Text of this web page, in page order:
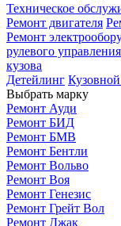
Техническое
Ремонт двигателя
Ремонт
рулевого управления
кузова
Детейлинг
Выбрать марку
Ремонт Ауди
Ремонт БИД
Ремонт БМВ
Ремонт Бентли
Ремонт Вольво
Ремонт Воя
Ремонт Генезис
Ремонт Грейт Вол
Ремонт Джак